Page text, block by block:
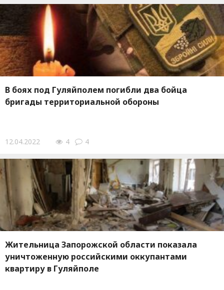
В боях под Гуляйполем погибли два бойца
бригады территориальной обороны
12.04.2022 4 4
Жительница Запорожской области показала
уничтоженную российскими оккупантами
квартиру в Гуляйполе